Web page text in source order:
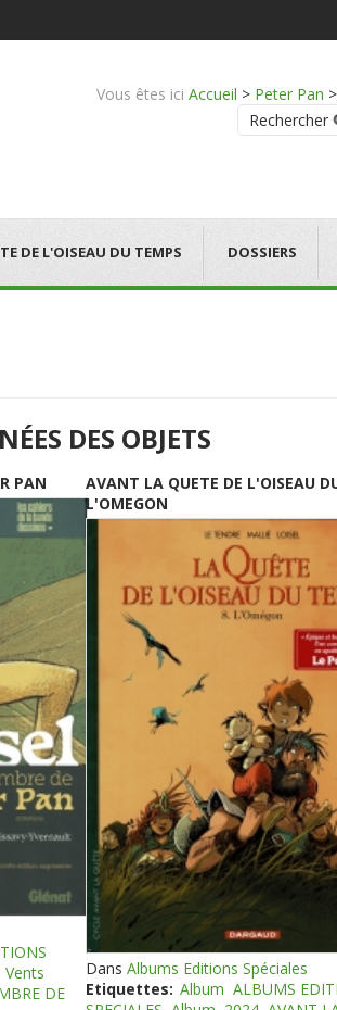
Vous êtes ici Accueil > Peter Pan >
Rechercher
DE L'OISEAU DU TEMPS DOSSIERS
DES OBJETS
PAN
Vents
DE
AVANT LA QUETE DE L'OISEAU
L'OMEGON
Dans Albums Editions Spéciales
Etiquettes: Album ALBUMS